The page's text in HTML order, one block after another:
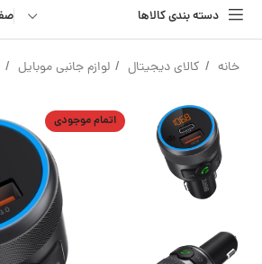
دسته بندی کالاها
خانه کالای دیجیتال لوازم جانبی موبایل
اتمام موجودی